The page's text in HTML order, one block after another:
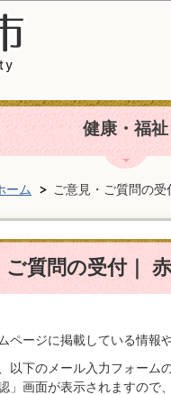
健康・福祉
ーム ご意見・ご質問の
ご質問の受付｜
ページに掲載している情報
以下のメール入力フォーム
」画面が表示されますの